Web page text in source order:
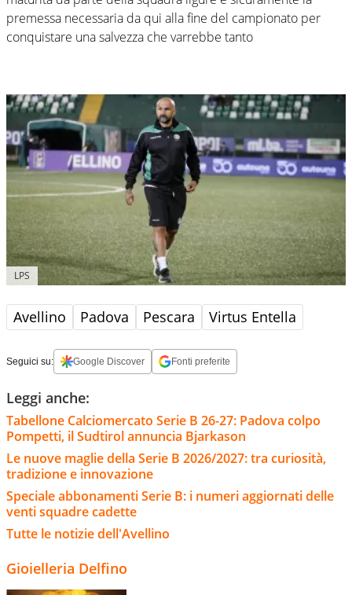
premessa necessaria da qui alla fine del campionato per
conquistare una salvezza che varrebbe tanto
LPS
Avellino Padova Pescara Virtus Entella
Seguici su: Google Discover Fonti preferite
Leggi anche:
Tabellone Calciomercato Serie B 26-27: Padova colpo
Pompetti, il Sudtirol annuncia Bjarkason
Le nuove maglie della Serie B 2026/2027: tra curiosità,
tradizione e innovazione
Speciale abbonamenti Serie B: i numeri aggiornati delle
venti squadre cadette
Tutte le notizie dell'Avellino
Gioielleria Delfino